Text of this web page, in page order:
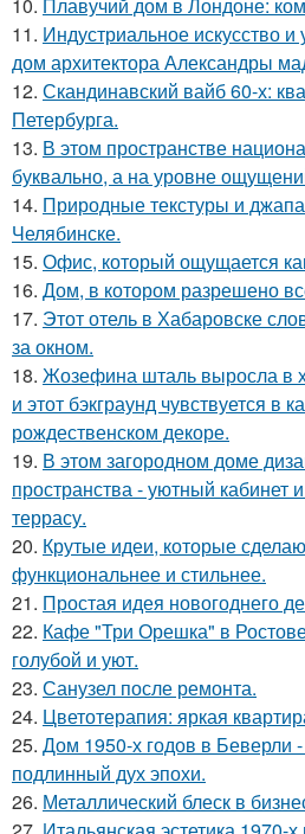
10. Плавучий дом в Лондоне:
11. Индустриальное искусство
дом архитектора Александры
12. Скандинавский вайб 60-х:
Петербурга.
13. В этом пространстве
буквально, а на уровне
14. Природные текстуры и
Челябинске.
15. Офис, который ощущается
16. Дом, в котором разрешено
17. Этот отель в Хабаровске
за окном.
18. Жозефина шталь выросла в
и этот бэкграунд чувствуется в
рождественском декоре.
19. В этом загородном доме
пространства - уютный кабинет
террасу.
20. Крутые идеи, которые
функциональнее и стильнее.
21. Простая идея новогоднего
22. Кафе "Три Орешка" в
голубой и уют.
23. Санузел после ремонта.
24. Цветотерапия: яркая
25. Дом 1950-х годов в Беверли
подлинный дух эпохи.
26. Металлический блеск в